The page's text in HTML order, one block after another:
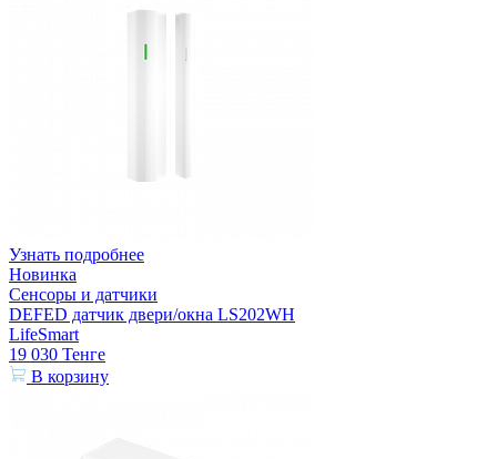
Узнать подробнее
Новинка
Сенсоры и датчики
DEFED датчик двери/окна LS202WH
LifeSmart
19 030 Тенге
В корзину